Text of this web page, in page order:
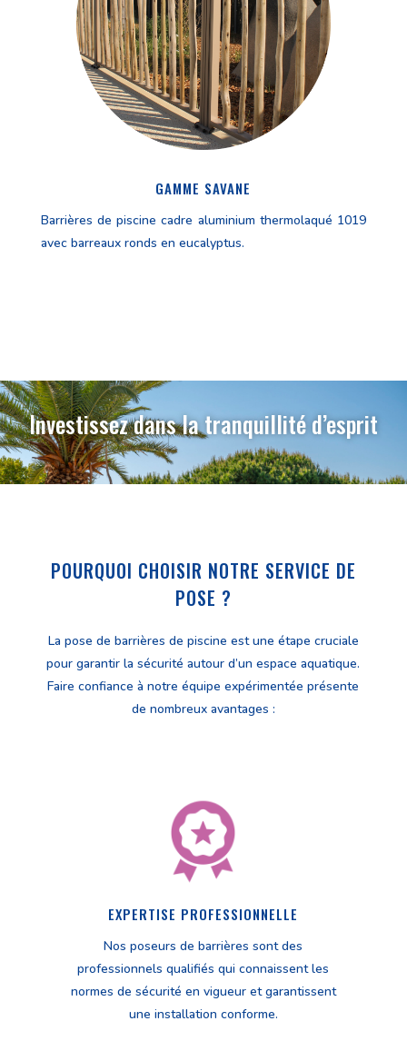
GAMME SAVANE
Barrières de piscine cadre aluminium thermolaqué 1019
avec barreaux ronds en eucalyptus.
Investissez dans la tranquillité d’esprit
POURQUOI CHOISIR NOTRE SERVICE DE
POSE ?
La pose de barrières de piscine est une étape cruciale
pour garantir la sécurité autour d’un espace aquatique.
Faire confiance à notre équipe expérimentée présente
de nombreux avantages :
EXPERTISE PROFESSIONNELLE
Nos poseurs de barrières sont des
professionnels qualifiés qui connaissent les
normes de sécurité en vigueur et garantissent
une installation conforme.